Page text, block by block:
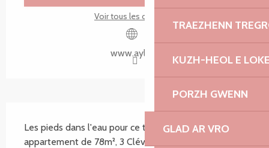
TRAEZHENN
KUZH-HEOL E
PORZH GWENN
GLAD AR VRO
Voir tous les contacts
www.aylg.fr
SECTIONS.TOURISM.SHEET.DESCRIPTION
Les pieds dans l'eau pour ce très agréable
appartement de 78m², 3 Clévacances, situé au bas